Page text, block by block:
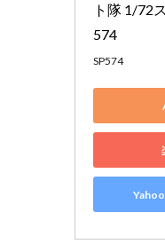
ト隊 1/72
574
SP574